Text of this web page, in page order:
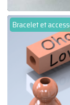
Bracelet et